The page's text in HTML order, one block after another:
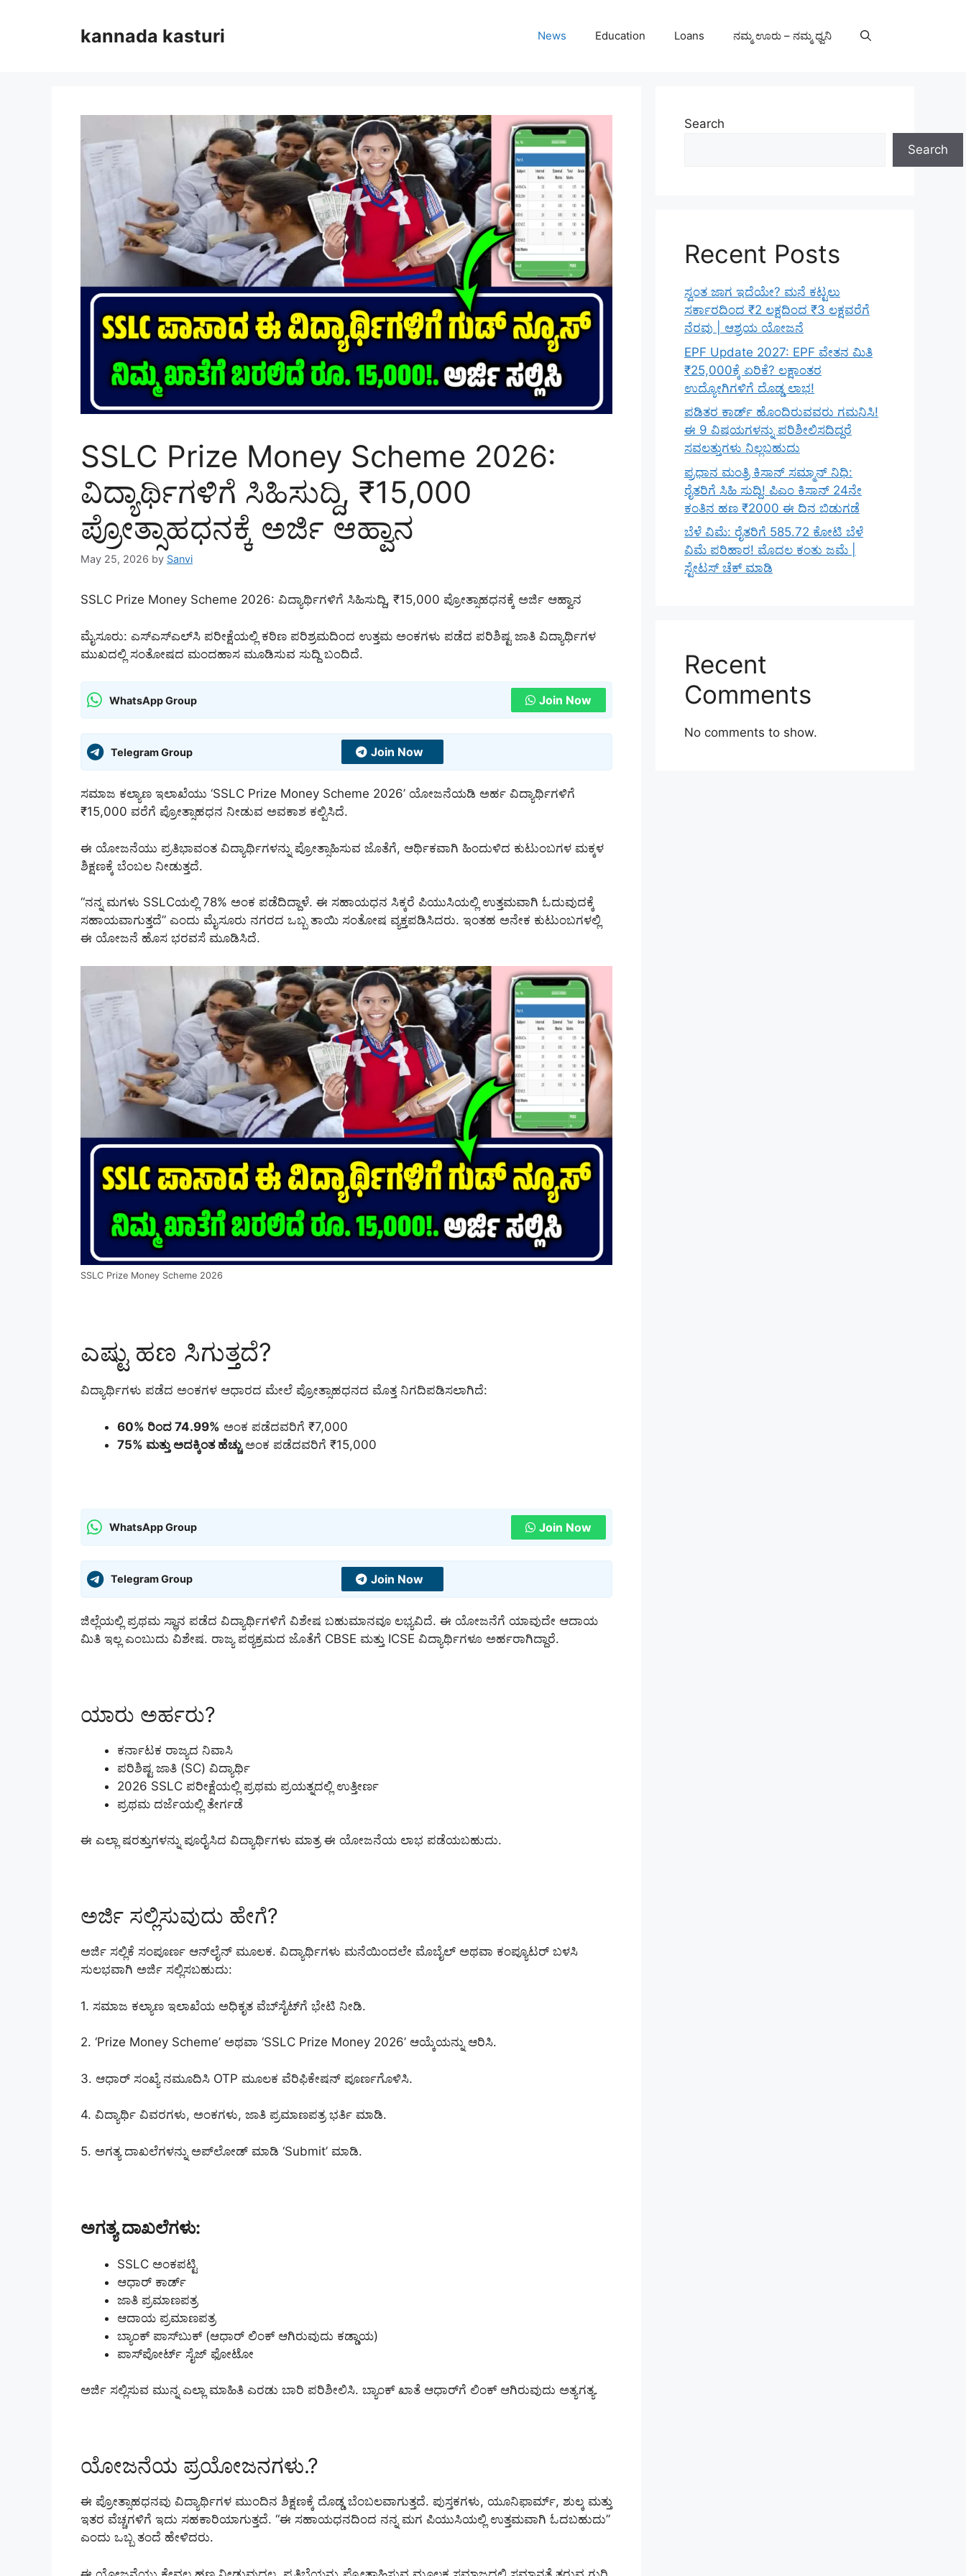
kannada kasturi News Education Loans ನಮ್ಮ ಊರು – ನಮ್ಮ ಧ್ವನಿ
SSLC Prize Money Scheme 2026:
ವಿದ್ಯಾರ್ಥಿಗಳಿಗೆ ಸಿಹಿಸುದ್ದಿ, ₹15,000
ಪ್ರೋತ್ಸಾಹಧನಕ್ಕೆ ಅರ್ಜಿ ಆಹ್ವಾನ
May 25, 2026 by Sanvi
SSLC Prize Money Scheme 2026: ವಿದ್ಯಾರ್ಥಿಗಳಿಗೆ ಸಿಹಿಸುದ್ದಿ, ₹15,000 ಪ್ರೋತ್ಸಾಹಧನಕ್ಕೆ ಅರ್ಜಿ ಆಹ್ವಾನ
ಮೈಸೂರು: ಎಸ್‌ಎಸ್‌ಎಲ್‌ಸಿ ಪರೀಕ್ಷೆಯಲ್ಲಿ ಕಠಿಣ ಪರಿಶ್ರಮದಿಂದ ಉತ್ತಮ ಅಂಕಗಳು ಪಡೆದ ಪರಿಶಿಷ್ಟ ಜಾತಿ ವಿದ್ಯಾರ್ಥಿಗಳ
ಮುಖದಲ್ಲಿ ಸಂತೋಷದ ಮಂದಹಾಸ ಮೂಡಿಸುವ ಸುದ್ದಿ ಬಂದಿದೆ.
WhatsApp Group Join Now
Telegram Group Join Now
ಸಮಾಜ ಕಲ್ಯಾಣ ಇಲಾಖೆಯು ‘SSLC Prize Money Scheme 2026’ ಯೋಜನೆಯಡಿ ಅರ್ಹ ವಿದ್ಯಾರ್ಥಿಗಳಿಗೆ
₹15,000 ವರೆಗೆ ಪ್ರೋತ್ಸಾಹಧನ ನೀಡುವ ಅವಕಾಶ ಕಲ್ಪಿಸಿದೆ.
ಈ ಯೋಜನೆಯು ಪ್ರತಿಭಾವಂತ ವಿದ್ಯಾರ್ಥಿಗಳನ್ನು ಪ್ರೋತ್ಸಾಹಿಸುವ ಜೊತೆಗೆ, ಆರ್ಥಿಕವಾಗಿ ಹಿಂದುಳಿದ ಕುಟುಂಬಗಳ ಮಕ್ಕಳ
ಶಿಕ್ಷಣಕ್ಕೆ ಬೆಂಬಲ ನೀಡುತ್ತದೆ.
“ನನ್ನ ಮಗಳು SSLCಯಲ್ಲಿ 78% ಅಂಕ ಪಡೆದಿದ್ದಾಳೆ. ಈ ಸಹಾಯಧನ ಸಿಕ್ಕರೆ ಪಿಯುಸಿಯಲ್ಲಿ ಉತ್ತಮವಾಗಿ ಓದುವುದಕ್ಕೆ
ಸಹಾಯವಾಗುತ್ತದೆ” ಎಂದು ಮೈಸೂರು ನಗರದ ಒಬ್ಬ ತಾಯಿ ಸಂತೋಷ ವ್ಯಕ್ತಪಡಿಸಿದರು. ಇಂತಹ ಅನೇಕ ಕುಟುಂಬಗಳಲ್ಲಿ
ಈ ಯೋಜನೆ ಹೊಸ ಭರವಸೆ ಮೂಡಿಸಿದೆ.
SSLC Prize Money Scheme 2026
ಎಷ್ಟು ಹಣ ಸಿಗುತ್ತದೆ?
ವಿದ್ಯಾರ್ಥಿಗಳು ಪಡೆದ ಅಂಕಗಳ ಆಧಾರದ ಮೇಲೆ ಪ್ರೋತ್ಸಾಹಧನದ ಮೊತ್ತ ನಿಗದಿಪಡಿಸಲಾಗಿದೆ:
60% ರಿಂದ 74.99% ಅಂಕ ಪಡೆದವರಿಗೆ ₹7,000
75% ಮತ್ತು ಅದಕ್ಕಿಂತ ಹೆಚ್ಚು ಅಂಕ ಪಡೆದವರಿಗೆ ₹15,000
WhatsApp Group Join Now
Telegram Group Join Now
ಜಿಲ್ಲೆಯಲ್ಲಿ ಪ್ರಥಮ ಸ್ಥಾನ ಪಡೆದ ವಿದ್ಯಾರ್ಥಿಗಳಿಗೆ ವಿಶೇಷ ಬಹುಮಾನವೂ ಲಭ್ಯವಿದೆ. ಈ ಯೋಜನೆಗೆ ಯಾವುದೇ ಆದಾಯ
ಮಿತಿ ಇಲ್ಲ ಎಂಬುದು ವಿಶೇಷ. ರಾಜ್ಯ ಪಠ್ಯಕ್ರಮದ ಜೊತೆಗೆ CBSE ಮತ್ತು ICSE ವಿದ್ಯಾರ್ಥಿಗಳೂ ಅರ್ಹರಾಗಿದ್ದಾರೆ.
ಯಾರು ಅರ್ಹರು?
ಕರ್ನಾಟಕ ರಾಜ್ಯದ ನಿವಾಸಿ
ಪರಿಶಿಷ್ಟ ಜಾತಿ (SC) ವಿದ್ಯಾರ್ಥಿ
2026 SSLC ಪರೀಕ್ಷೆಯಲ್ಲಿ ಪ್ರಥಮ ಪ್ರಯತ್ನದಲ್ಲಿ ಉತ್ತೀರ್ಣ
ಪ್ರಥಮ ದರ್ಜೆಯಲ್ಲಿ ತೇರ್ಗಡೆ
ಈ ಎಲ್ಲಾ ಷರತ್ತುಗಳನ್ನು ಪೂರೈಸಿದ ವಿದ್ಯಾರ್ಥಿಗಳು ಮಾತ್ರ ಈ ಯೋಜನೆಯ ಲಾಭ ಪಡೆಯಬಹುದು.
ಅರ್ಜಿ ಸಲ್ಲಿಸುವುದು ಹೇಗೆ?
ಅರ್ಜಿ ಸಲ್ಲಿಕೆ ಸಂಪೂರ್ಣ ಆನ್‌ಲೈನ್ ಮೂಲಕ. ವಿದ್ಯಾರ್ಥಿಗಳು ಮನೆಯಿಂದಲೇ ಮೊಬೈಲ್ ಅಥವಾ ಕಂಪ್ಯೂಟರ್ ಬಳಸಿ
ಸುಲಭವಾಗಿ ಅರ್ಜಿ ಸಲ್ಲಿಸಬಹುದು:
1. ಸಮಾಜ ಕಲ್ಯಾಣ ಇಲಾಖೆಯ ಅಧಿಕೃತ ವೆಬ್‌ಸೈಟ್‌ಗೆ ಭೇಟಿ ನೀಡಿ.
2. ‘Prize Money Scheme’ ಅಥವಾ ‘SSLC Prize Money 2026’ ಆಯ್ಕೆಯನ್ನು ಆರಿಸಿ.
3. ಆಧಾರ್ ಸಂಖ್ಯೆ ನಮೂದಿಸಿ OTP ಮೂಲಕ ವೆರಿಫಿಕೇಷನ್ ಪೂರ್ಣಗೊಳಿಸಿ.
4. ವಿದ್ಯಾರ್ಥಿ ವಿವರಗಳು, ಅಂಕಗಳು, ಜಾತಿ ಪ್ರಮಾಣಪತ್ರ ಭರ್ತಿ ಮಾಡಿ.
5. ಅಗತ್ಯ ದಾಖಲೆಗಳನ್ನು ಅಪ್‌ಲೋಡ್ ಮಾಡಿ ‘Submit’ ಮಾಡಿ.
ಅಗತ್ಯ ದಾಖಲೆಗಳು:
SSLC ಅಂಕಪಟ್ಟಿ
ಆಧಾರ್ ಕಾರ್ಡ್
ಜಾತಿ ಪ್ರಮಾಣಪತ್ರ
ಆದಾಯ ಪ್ರಮಾಣಪತ್ರ
ಬ್ಯಾಂಕ್ ಪಾಸ್‌ಬುಕ್ (ಆಧಾರ್ ಲಿಂಕ್ ಆಗಿರುವುದು ಕಡ್ಡಾಯ)
ಪಾಸ್‌ಪೋರ್ಟ್ ಸೈಜ್ ಫೋಟೋ
ಅರ್ಜಿ ಸಲ್ಲಿಸುವ ಮುನ್ನ ಎಲ್ಲಾ ಮಾಹಿತಿ ಎರಡು ಬಾರಿ ಪರಿಶೀಲಿಸಿ. ಬ್ಯಾಂಕ್ ಖಾತೆ ಆಧಾರ್‌ಗೆ ಲಿಂಕ್ ಆಗಿರುವುದು ಅತ್ಯಗತ್ಯ.
ಯೋಜನೆಯ ಪ್ರಯೋಜನಗಳು.?
ಈ ಪ್ರೋತ್ಸಾಹಧನವು ವಿದ್ಯಾರ್ಥಿಗಳ ಮುಂದಿನ ಶಿಕ್ಷಣಕ್ಕೆ ದೊಡ್ಡ ಬೆಂಬಲವಾಗುತ್ತದೆ. ಪುಸ್ತಕಗಳು, ಯೂನಿಫಾರ್ಮ್, ಶುಲ್ಕ ಮತ್ತು
ಇತರ ವೆಚ್ಚಗಳಿಗೆ ಇದು ಸಹಕಾರಿಯಾಗುತ್ತದೆ. “ಈ ಸಹಾಯಧನದಿಂದ ನನ್ನ ಮಗ ಪಿಯುಸಿಯಲ್ಲಿ ಉತ್ತಮವಾಗಿ ಓದಬಹುದು”
ಎಂದು ಒಬ್ಬ ತಂದೆ ಹೇಳಿದರು.
Search
Search
Recent Posts
ಸ್ವಂತ ಜಾಗ ಇದೆಯೇ? ಮನೆ ಕಟ್ಟಲು
ಸರ್ಕಾರದಿಂದ ₹2 ಲಕ್ಷದಿಂದ ₹3 ಲಕ್ಷವರೆಗೆ
ನೆರವು | ಆಶ್ರಯ ಯೋಜನೆ
EPF Update 2027: EPF ವೇತನ ಮಿತಿ
₹25,000ಕ್ಕೆ ಏರಿಕೆ? ಲಕ್ಷಾಂತರ
ಉದ್ಯೋಗಿಗಳಿಗೆ ದೊಡ್ಡ ಲಾಭ!
ಪಡಿತರ ಕಾರ್ಡ್ ಹೊಂದಿರುವವರು ಗಮನಿಸಿ!
ಈ 9 ವಿಷಯಗಳನ್ನು ಪರಿಶೀಲಿಸದಿದ್ದರೆ
ಸವಲತ್ತುಗಳು ನಿಲ್ಲಬಹುದು
ಪ್ರಧಾನ ಮಂತ್ರಿ ಕಿಸಾನ್ ಸಮ್ಮಾನ್ ನಿಧಿ:
ರೈತರಿಗೆ ಸಿಹಿ ಸುದ್ದಿ! ಪಿಎಂ ಕಿಸಾನ್ 24ನೇ
ಕಂತಿನ ಹಣ ₹2000 ಈ ದಿನ ಬಿಡುಗಡೆ
ಬೆಳೆ ವಿಮೆ: ರೈತರಿಗೆ 585.72 ಕೋಟಿ ಬೆಳೆ
ವಿಮೆ ಪರಿಹಾರ! ಮೊದಲ ಕಂತು ಜಮೆ |
ಸ್ಟೇಟಸ್ ಚೆಕ್ ಮಾಡಿ
Recent
Comments
No comments to show.